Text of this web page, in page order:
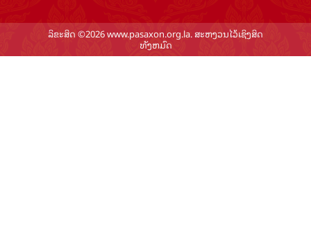
ລິຂະສິດ ©2026 www.pasaxon.org.la. ສະຫງວນໄວ້ເຊິງສິດ
ທັງຫມົດ